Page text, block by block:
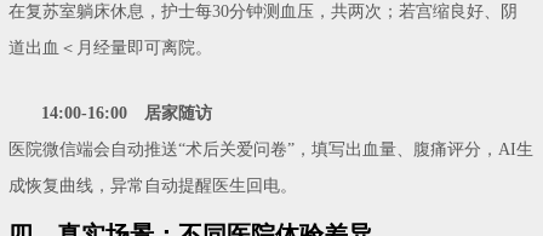
在复苏室躺床休息，护士每30分钟测血压，共两次；若宫缩良好、阴
道出血＜月经量即可离院。
14:00-16:00 居家随访
医院微信端会自动推送“术后关爱问卷”，填写出血量、腹痛评分，AI生
成恢复曲线，异常自动提醒医生回电。